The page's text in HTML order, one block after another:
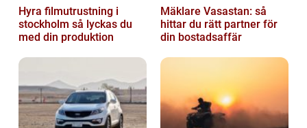
Hyra filmutrustning i
stockholm så lyckas du
med din produktion
Mäklare Vasastan: så
hittar du rätt partner för
din bostadsaffär